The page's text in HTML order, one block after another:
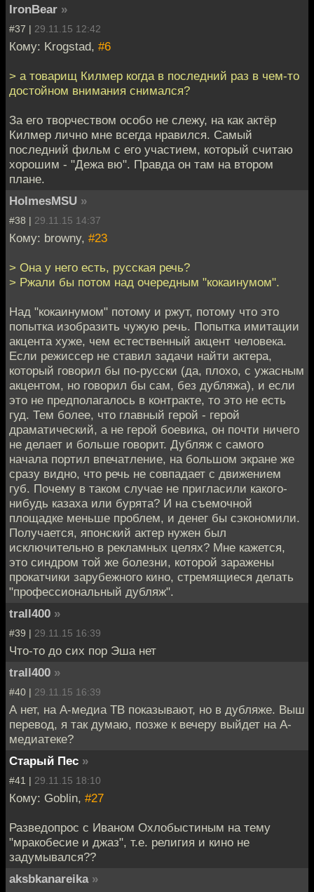
IronBear »
#37 | 29.11.15 12:42
Кому: Krogstad, #6
> а товарищ Килмер когда в последний раз в чем-то
достойном внимания снимался?
За его творчеством особо не слежу, на как актёр
Килмер лично мне всегда нравился. Самый
последний фильм с его участием, который считаю
хорошим - "Дежа вю". Правда он там на втором
плане.
HolmesMSU »
#38 | 29.11.15 14:37
Кому: browny, #23
> Она у него есть, русская речь?
> Ржали бы потом над очередным "кокаинумом".
Над "кокаинумом" потому и ржут, потому что это
попытка изобразить чужую речь. Попытка имитации
акцента хуже, чем естественный акцент человека.
Если режиссер не ставил задачи найти актера,
который говорил бы по-русски (да, плохо, с ужасным
акцентом, но говорил бы сам, без дубляжа), и если
это не предполагалось в контракте, то это не есть
гуд. Тем более, что главный герой - герой
драматический, а не герой боевика, он почти ничего
не делает и больше говорит. Дубляж с самого
начала портил впечатление, на большом экране же
сразу видно, что речь не совпадает с движением
губ. Почему в таком случае не пригласили какого-
нибудь казаха или бурята? И на съемочной
площадке меньше проблем, и денег бы сэкономили.
Получается, японский актер нужен был
исключительно в рекламных целях? Мне кажется,
это синдром той же болезни, которой заражены
прокатчики зарубежного кино, стремящиеся делать
"профессиональный дубляж".
trall400 »
#39 | 29.11.15 16:39
Что-то до сих пор Эша нет
trall400 »
#40 | 29.11.15 16:39
А нет, на А-медиа ТВ показывают, но в дубляже. Выш
перевод, я так думаю, позже к вечеру выйдет на А-
медиатеке?
Старый Пес »
#41 | 29.11.15 18:10
Кому: Goblin, #27
Разведопрос с Иваном Охлобыстиным на тему
"мракобесие и джаз", т.е. религия и кино не
задумывался??
aksbkanareika »